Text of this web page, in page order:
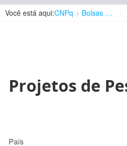
Você está aqui:CNPq Bolsas e Auxílios Vigentes
Projetos de
País